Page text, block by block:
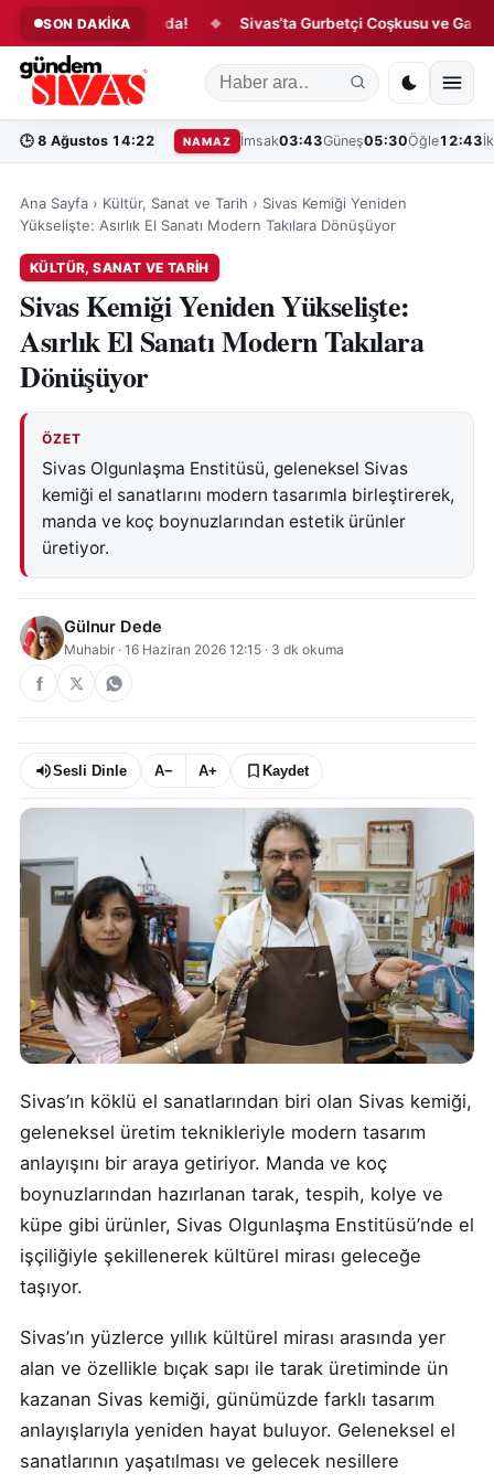
SON DAKİKA
Sokaklarında! ◆ Sivas’ta Gurbetçi Coşkusu ve
🕒 8 Ağustos 14:22 NAMAZ İmsak03:43Güneş05:30Öğle12:43
Ana Sayfa › Kültür, Sanat ve Tarih › Sivas Kemiği Yeniden
Yükselişte: Asırlık El Sanatı Modern Takılara Dönüşüyor
KÜLTÜR, SANAT VE TARIH
Sivas Kemiği Yeniden Yükselişte:
Asırlık El Sanatı Modern Takılara
Dönüşüyor
ÖZET
Sivas Olgunlaşma Enstitüsü, geleneksel Sivas
kemiği el sanatlarını modern tasarımla birleştirerek,
manda ve koç boynuzlarından estetik ürünler
üretiyor.
Gülnur Dede
Muhabir · 16 Haziran 2026 12:15 · 3 dk okuma
Sesli Dinle A− A+ Kaydet
Sivas’ın köklü el sanatlarından biri olan Sivas kemiği,
geleneksel üretim teknikleriyle modern tasarım
anlayışını bir araya getiriyor. Manda ve koç
boynuzlarından hazırlanan tarak, tespih, kolye ve
küpe gibi ürünler, Sivas Olgunlaşma Enstitüsü’nde el
işçiliğiyle şekillenerek kültürel mirası geleceğe
taşıyor.
Sivas’ın yüzlerce yıllık kültürel mirası arasında yer
alan ve özellikle bıçak sapı ile tarak üretiminde ün
kazanan Sivas kemiği, günümüzde farklı tasarım
anlayışlarıyla yeniden hayat buluyor. Geleneksel el
sanatlarının yaşatılması ve gelecek nesillere